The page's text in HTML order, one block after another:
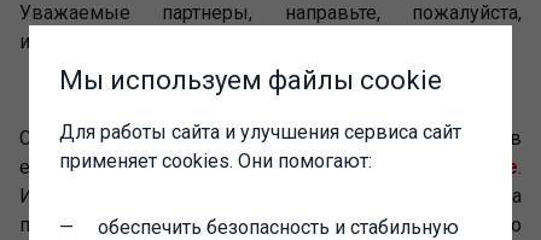
Уважаемые партнеры, направьте, пожалуйста,
информацию о вебинаре вашим клиентам.
Дополнительная информация
С информацией о системе "1С-Просто" и входящих в
ее состав решениях можно ознакомиться на
сайте.
Информация для партнеров фирмы "1С" размещена
по адресу. Вопросы можно задавать по
Мы используем файлы cookie
Для работы сайта и улучшения сервиса сайт
применяет cookies. Они помогают:
обеспечить безопасность и стабильную